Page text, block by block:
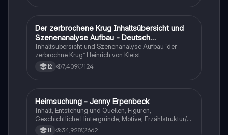
Deutsch
Der zerbrochene Krug Inhaltsübersicht und
Szenenanalyse Aufbau - Deutsch
Q1/Q2/Abitur
Inhaltsübersicht und Szenenanalyse Aufbau “der
zerbrochne Krug” Heinrich von Kleist
12 7,409 124
Deutsch
Heimsuchung - Jenny Erpenbeck
Inhalt, Entstehung und Quellen, Figuren,
Geschichtliche Hintergründe, Motive, Erzählstruktur/-
stil 11 34,928 662